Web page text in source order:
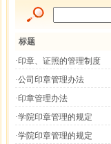
标题
·印章、证照的管理制度
·公司印章管理办法
·印章管理办法
·学院印章管理的规定
·学院印章管理的规定